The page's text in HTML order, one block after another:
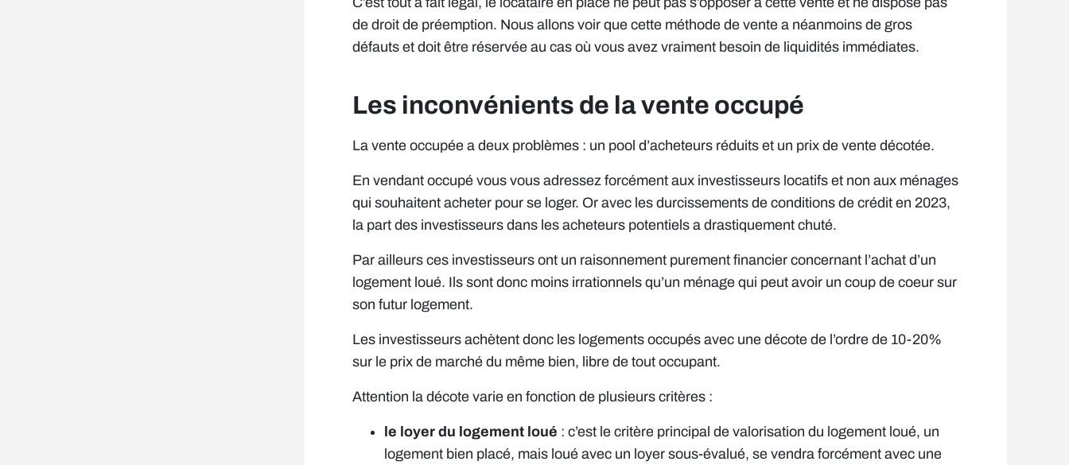
de droit de préemption. Nous allons voir que cette méthode de vente a néanmoins de gros
défauts et doit être réservée au cas où vous avez vraiment besoin de liquidités immédiates.
Les inconvénients de la vente occupé
La vente occupée a deux problèmes : un pool d’acheteurs réduits et un prix de vente décotée.
En vendant occupé vous vous adressez forcément aux investisseurs locatifs et non aux ménages
qui souhaitent acheter pour se loger. Or avec les durcissements de conditions de crédit en 2023,
la part des investisseurs dans les acheteurs potentiels a drastiquement chuté.
Par ailleurs ces investisseurs ont un raisonnement purement financier concernant l’achat d’un
logement loué. Ils sont donc moins irrationnels qu’un ménage qui peut avoir un coup de coeur sur
son futur logement.
Les investisseurs achètent donc les logements occupés avec une décote de l’ordre de 10-20%
sur le prix de marché du même bien, libre de tout occupant.
Attention la décote varie en fonction de plusieurs critères :
le loyer du logement loué : c’est le critère principal de valorisation du logement loué, un
logement bien placé, mais loué avec un loyer sous-évalué, se vendra forcément avec une